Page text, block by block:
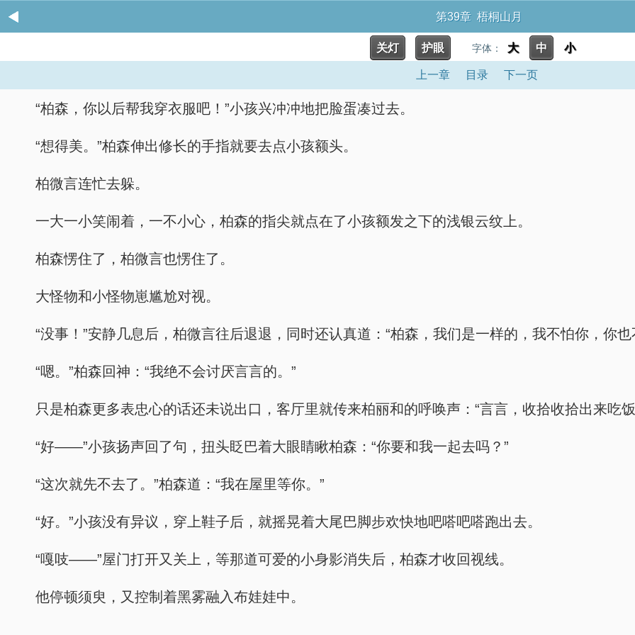
第39章 梧桐山月
关灯 护眼 字体： 大 中 小
上一章 目录 下一页
“柏森，你以后帮我穿衣服吧！”小孩兴冲冲地把脸蛋凑过去。
“想得美。”柏森伸出修长的手指就要去点小孩额头。
柏微言连忙去躲。
一大一小笑闹着，一不小心，柏森的指尖就点在了小孩额发之下的浅银云纹上。
柏森愣住了，柏微言也愣住了。
大怪物和小怪物崽尴尬对视。
“没事！”安静几息后，柏微言往后退退，同时还认真道：“柏森，我们是一样的，我不怕你，你也
“嗯。”柏森回神：“我绝不会讨厌言言的。”
只是柏森更多表忠心的话还未说出口，客厅里就传来柏丽和的呼唤声：“言言，收拾收拾出来吃
“好——”小孩扬声回了句，扭头眨巴着大眼睛瞅柏森：“你要和我一起去吗？”
“这次就先不去了。”柏森道：“我在屋里等你。”
“好。”小孩没有异议，穿上鞋子后，就摇晃着大尾巴脚步欢快地吧嗒吧嗒跑出去。
“嘎吱——”屋门打开又关上，等那道可爱的小身影消失后，柏森才收回视线。
他停顿须臾，又控制着黑雾融入布娃娃中。